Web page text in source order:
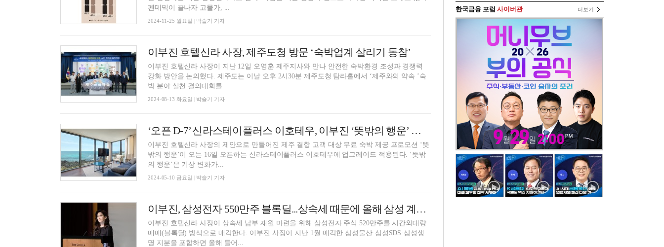
펜데믹이 끝나자 고물가, ...
2024-11-25 월요일 | 박슬기 기자
이부진 호텔신라 사장, 제주도청 방문 ‘숙박업계 살리기 동참’
이부진 호텔신라 사장이 지난 12일 오영훈 제주지사와 만나 안전한 숙박환경 조성과 경쟁력
강화 방안을 논의했다. 제주도는 이날 오후 2시30분 제주도청 탐라홀에서 ‘제주와의 약속 ’숙
박 분야 실천 결의대회를 ...
2024-08-13 화요일 | 박슬기 기자
‘오픈 D-7’ 신라스테이플러스 이호테우, 이부진 ‘뜻밖의 행운’ 업그레이드 운영
이부진 호텔신라 사장의 제안으로 만들어진 제주 결항 고객 대상 무료 숙박 제공 프로모션 ‘뜻
밖의 행운’이 오는 16일 오픈하는 신라스테이플러스 이호테우에 업그레이드 적용된다. ‘뜻밖
의 행운’은 기상 변화가...
2024-05-10 금요일 | 박슬기 기자
이부진, 삼성전자 550만주 블록딜...상속세 때문에 올해 삼성 계열사 지분 1조원 매각
이부진 호텔신라 사장이 상속세 납부 재원 마련을 위해 삼성전자 주식 520만주를 시간외대량
매매(블록딜) 방식으로 매각한다. 이부진 사장이 지난 1월 매각한 삼성물산·삼성SDS·삼성생
명 지분을 포함하면 올해 들어...
한국금융 포럼 사이버관 더보기